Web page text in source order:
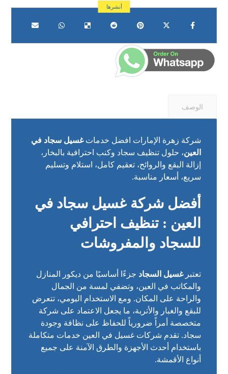
الوصف
شركة زهرة الإمارات افضل خدماتغسيل سجاد في
العين، حلول تنظيف سجاد وكنب احترافية بالبخار،
إزالة البقع والروائح، تعقيم كامل، استلام وتسليم
سريع، أسعار مناسبة.
أفضل شركة غسيل سجاد في
العين : تنظيف احترافي
للسجاد والمفروشات
تعتبرغسيل السجاد جزءًا أساسيًا من ديكور المنازل
والمكاتب في العين، وتضفي لمسة من الجمال
والراحة على المكان. ومع الاستخدام اليومي، تتعرض
للبقع والغبار والأتربة، ما يجعل الاعتماد على شركة
متخصصة أمراً ضرورياً للحفاظ على نظافة وجودة
سجاد. تقدم شركات غسيل في العين خدمات متكاملة
باستخدام أحدث الأجهزة والطرق الآمنة على جميع
أنواع الأقمشة.